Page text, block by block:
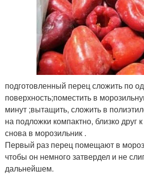
подготовленный перец сложить по
поверхность;поместить в
минут ;вытащить, сложить в
на подложки компактно, близко друг
снова в морозильник .
Первый раз перец помещают в
чтобы он немного затвердел и не
дальнейшем.